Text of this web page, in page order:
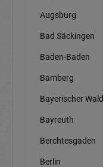
Augsburg
Bad Säckingen
Baden-Baden
Bamberg
Bayerischer Wald
Bayreuth
Berchtesgaden
Berlin